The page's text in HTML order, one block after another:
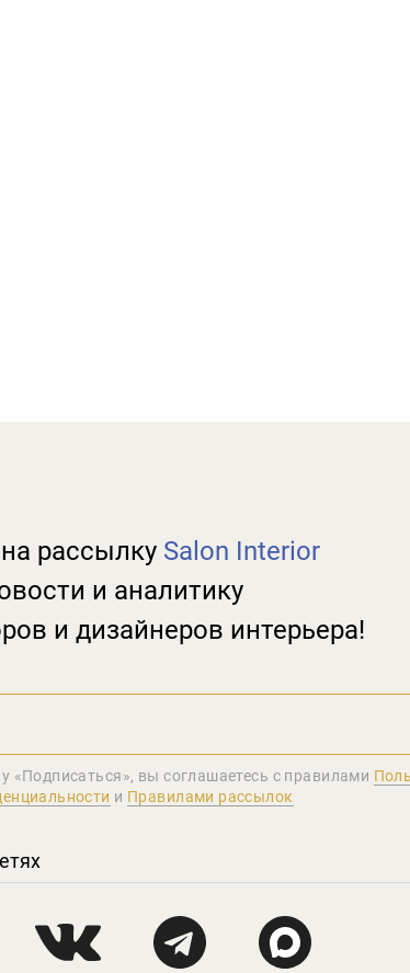
рассылку Salon Interior
и аналитику
и дизайнеров интерьера!
«Подписаться», вы соглашаетеcь с правилами
и Правилами рассылок